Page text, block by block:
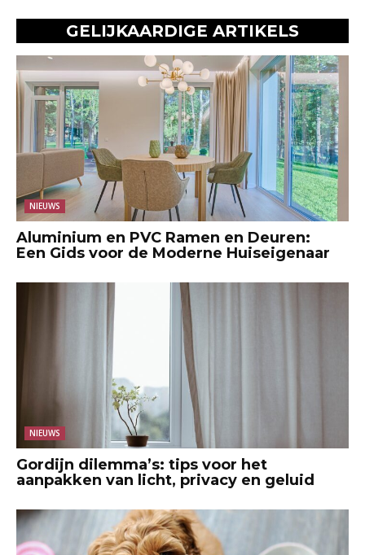
GELIJKAARDIGE ARTIKELS
NIEUWS
Aluminium en PVC Ramen en Deuren:
Een Gids voor de Moderne Huiseigenaar
NIEUWS
Gordijn dilemma’s: tips voor het
aanpakken van licht, privacy en geluid